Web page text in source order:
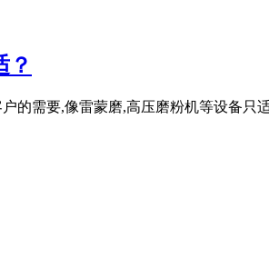
？
的需要,像雷蒙磨,高压磨粉机等设备